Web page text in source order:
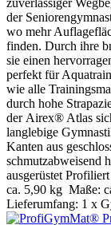
der
wo mehr
finden. Durch ihre
sie einen
perfekt für
wie alle
durch hohe
der Airex® Atlas
langlebige
Kanten aus
schmutzabweisend
ausgerüstet
ca. 5,90 kg Maße:
Lieferumfang: 1 x